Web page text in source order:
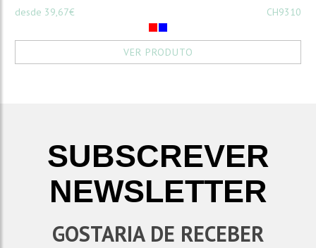
desde 39,67€
CH9310
VER PRODUTO
SUBSCREVER
NEWSLETTER
GOSTARIA DE RECEBER